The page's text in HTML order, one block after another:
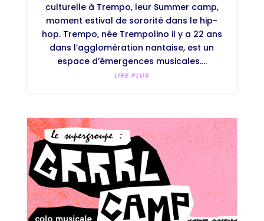
culturelle à Trempo, leur Summer camp,
moment estival de sororité dans le hip-
hop. Trempo, née Trempolino il y a 22 ans
dans l’agglomération nantaise, est un
espace d’émergences musicales....
LIRE PLUS